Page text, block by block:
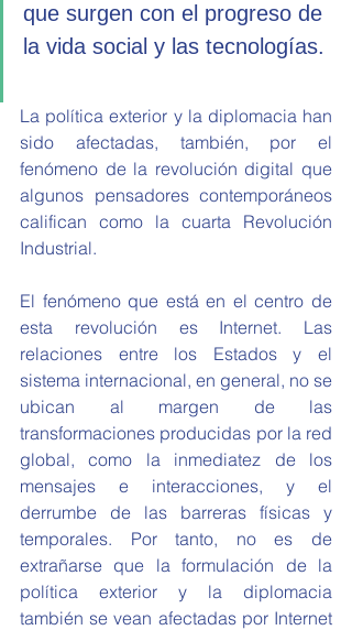
que surgen con el progreso de
la vida social y las tecnologías.
La política exterior y la diplomacia han
sido afectadas, también, por el
fenómeno de la revolución digital que
algunos pensadores contemporáneos
califican como la cuarta Revolución
Industrial.
El fenómeno que está en el centro de
esta revolución es Internet. Las
relaciones entre los Estados y el
sistema internacional, en general, no se
ubican al margen de las
transformaciones producidas por la red
global, como la inmediatez de los
mensajes e interacciones, y el
derrumbe de las barreras físicas y
temporales. Por tanto, no es de
extrañarse que la formulación de la
política exterior y la diplomacia
también se vean afectadas por Internet